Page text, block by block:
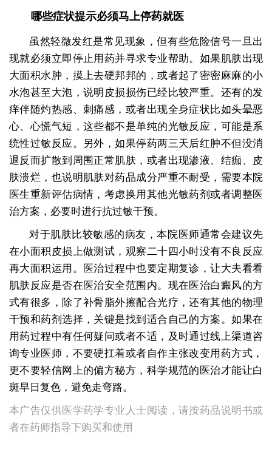
哪些症状提示必须马上停药就医
虽然轻微发红是常见现象，但有些危险信号一旦出
现就必须立即停止用药并寻求专业帮助。如果肌肤出现
大面积水肿，摸上去硬邦邦的，或者起了密密麻麻的小
水泡甚至大泡，说明皮损损伤已经比较严重。还有的发
痒伴随灼热感、刺痛感，或者出现全身症状比如头晕恶
心、心慌气短，这些都不是单纯的光敏反应，可能是系
统性过敏反应。另外，如果停药两三天后红肿不但没消
退反而扩散到周围正常肌肤，或者出现渗液、结痂、皮
肤溃烂，也说明肌肤对药品成分严重不耐受，需要本院
医生重新评估病情，考虑换用其他光敏药剂或者调整医
治方案，必要时进行抗过敏干预。
对于肌肤比较敏感的病友，本院医师通常会建议先
在小面积皮损上做测试，观察二十四小时没有不良反应
再大面积运用。医治过程中也要定期复诊，让大夫看看
肌肤反应是否在医治安全范围内。现在医治白癜风的方
式有很多，除了补骨脂外擦配合光疗，还有其他的物理
干预和药剂选择，关键是找到适合自己的方案。如果在
用药过程中有任何疑问或者不适，及时通过线上渠道咨
询专业医师，不要硬扛着或者自作主张改变用药方式，
更不要轻信网上的偏方秘方，科学规范的医治才能让白
斑早日复色，避免走弯路。
本广告仅供医学药学专业人士阅读，请按药品说明书或
者在药师指导下购买和使用